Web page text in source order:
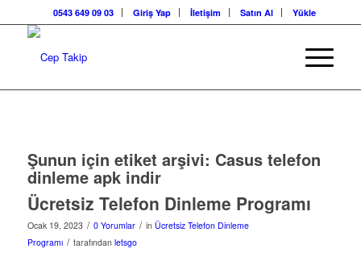
0543 649 09 03 Giriş Yap İletişim Satın Al Yükle
Şunun için etiket arşivi: Casus telefon
dinleme apk indir
Ücretsiz Telefon Dinleme Programı
Ocak 19, 2023 / 0 Yorumlar / in Ücretsiz Telefon Dinleme
Programı / tarafından letsgo